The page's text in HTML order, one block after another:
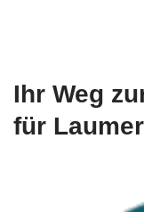
Ihr Weg
für